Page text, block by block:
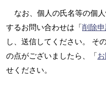
なお、個人の氏名等の個
するお問い合わせは「削除
し、送信してください。 そ
の点がございましたら、「
せください。